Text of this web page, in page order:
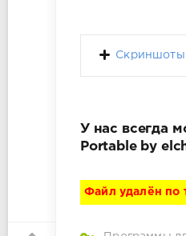
Скриншоты
У нас всегда
Portable by
Файл удалён по